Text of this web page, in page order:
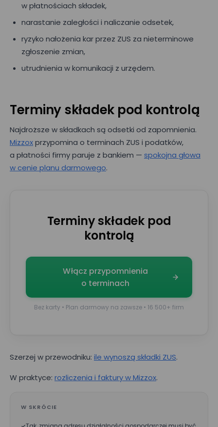
w płatnościach składek,
narastanie zaległości i naliczanie odsetek,
ryzyko nałożenia kar przez ZUS za nieterminowe
zgłoszenie zmian,
utrudnienia w komunikacji z urzędem.
Terminy składek pod kontrolą
Najdroższe w składkach są odsetki od zapomnienia.
Mizzoxprzypomina o terminach ZUS i podatków,
a płatności firmy paruje z bankiem — spokojna głowa
w cenie planu darmowego.
Terminy składek pod
kontrolą
Włącz przypomnienia
o terminach
Bez karty • Plan darmowy na zawsze • 16 500+ firm
Szerzej w przewodniku: ile wynoszą składki ZUS.
W praktyce: rozliczenia i faktury w Mizzox.
W SKRÓCIE
Umów prezentację
Nr telefonu
Nazwisko*